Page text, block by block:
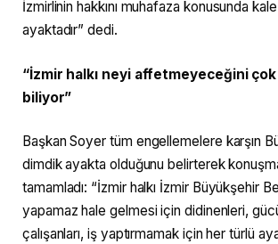
İzmirlinin hakkını muhafaza konusunda
ayaktadır” dedi.
“İzmir halkı neyi affetmeyeceğini
biliyor”
Başkan Soyer tüm engellemelere karşın
dimdik ayakta olduğunu belirterek
tamamladı: “İzmir halkı İzmir Büyükşehir
yapamaz hale gelmesi için didinenleri,
çalışanları, iş yaptırmamak için her türlü